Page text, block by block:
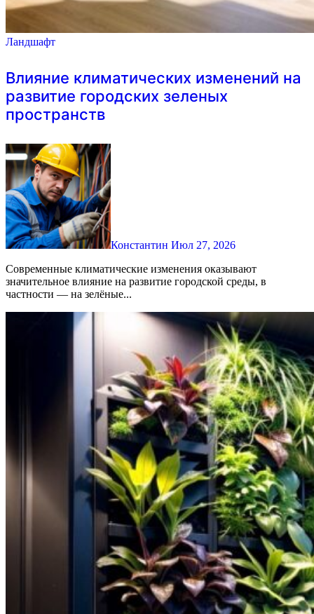
Ландшафт
Влияние климатических изменений на
развитие городских зеленых
пространств
Константин Июл 27, 2026
Современные климатические изменения оказывают
значительное влияние на развитие городской среды, в
частности — на зелёные...